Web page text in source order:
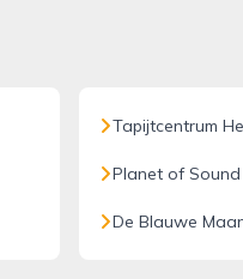
Tapijtcentrum
Planet of Sound
De Blauwe